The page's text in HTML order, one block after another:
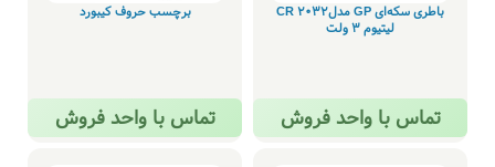
باطری سکه‌ای GP مدلCR 2032
لیتیوم ۳ ولت
تماس با واحد فروش
برچسب حروف کیبورد
تماس با واحد فروش